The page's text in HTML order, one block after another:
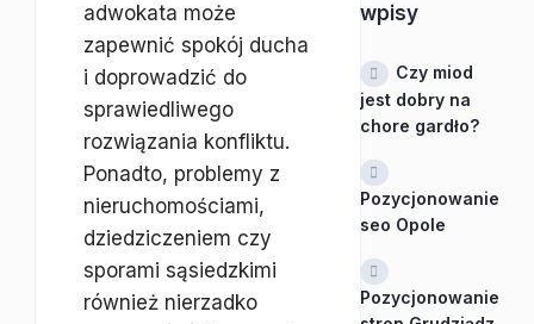
adwokata może
zapewnić spokój ducha
i doprowadzić do
sprawiedliwego
rozwiązania konfliktu.
Ponadto, problemy z
nieruchomościami,
dziedziczeniem czy
sporami sąsiedzkimi
również nierzadko
wpisy
Czy miod
jest dobry na
chore gardło?
Pozycjonowanie
seo Opole
Pozycjonowanie